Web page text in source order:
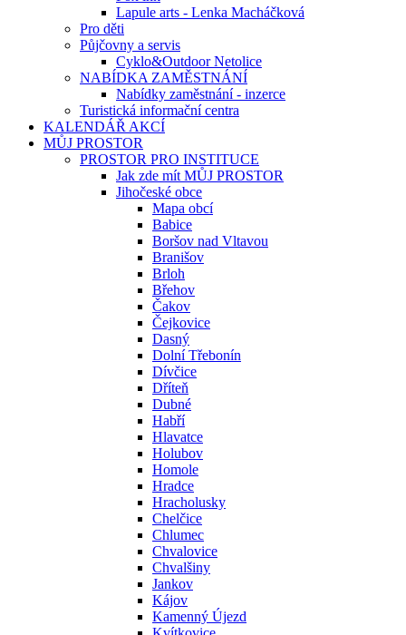
Lapule arts - Lenka Macháčková
Pro děti
Půjčovny a servis
Cyklo&Outdoor Netolice
NABÍDKA ZAMĚSTNÁNÍ
Nabídky zaměstnání - inzerce
Turistická informační centra
KALENDÁŘ AKCÍ
MŮJ PROSTOR
PROSTOR PRO INSTITUCE
Jak zde mít MŮJ PROSTOR
Jihočeské obce
Mapa obcí
Babice
Boršov nad Vltavou
Branišov
Brloh
Břehov
Čakov
Čejkovice
Dasný
Dolní Třebonín
Dívčice
Dříteň
Dubné
Habří
Hlavatce
Holubov
Homole
Hradce
Hracholusky
Chelčice
Chlumec
Chvalovice
Chvalšiny
Jankov
Kájov
Kamenný Újezd